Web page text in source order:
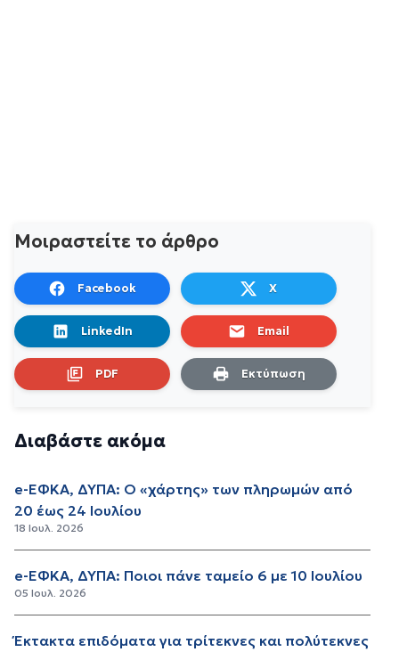
Μοιραστείτε το άρθρο
Facebook X
LinkedIn Email
PDF Εκτύπωση
Διαβάστε ακόμα
e-ΕΦΚΑ, ΔΥΠΑ: Ο «χάρτης» των πληρωμών από
20 έως 24 Ιουλίου
18 Ιουλ. 2026
e-ΕΦΚΑ, ΔΥΠΑ: Ποιοι πάνε ταμείο 6 με 10 Iουλίου
05 Ιουλ. 2026
Έκτακτα επιδόματα για τρίτεκνες και πολύτεκνες